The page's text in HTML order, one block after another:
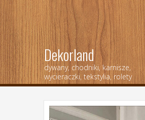
Dekorland
dywany, chodniki, karnisze,
wycieraczki, tekstylia, rolety